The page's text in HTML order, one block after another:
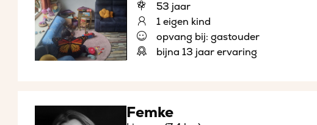
53 jaar
1 eigen kind
opvang bij: gastouder
bijna 13 jaar ervaring
Femke